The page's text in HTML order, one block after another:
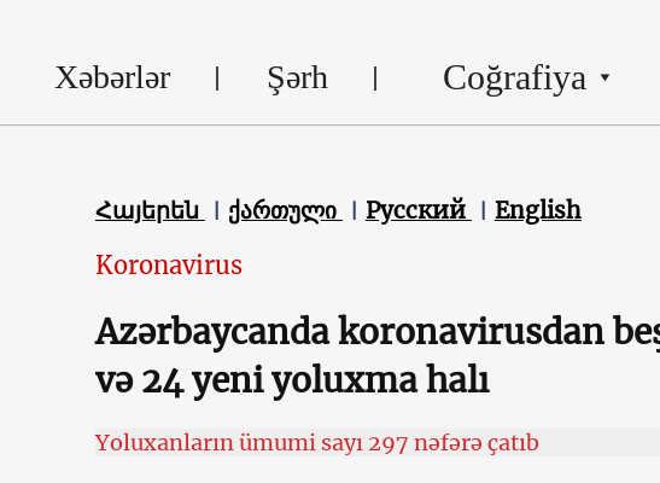
Xəbərlər Şərh Coğrafiya
Հայերեն ქართული Русский English
Koronavirus
Azərbaycanda koronavirusdan
və 24 yeni yoluxma halı
Yoluxanların ümumi sayı 297 nəfərə çatıb